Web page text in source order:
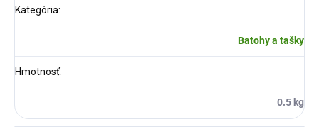
Kategória:
Batohy a tašky
Hmotnosť:
0.5 kg